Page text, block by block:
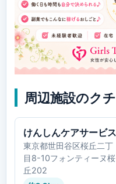
周辺施設のク
けんしんケアサービス
東京都世田谷区桜丘二丁
目8-10フォンティーヌ桜
丘202